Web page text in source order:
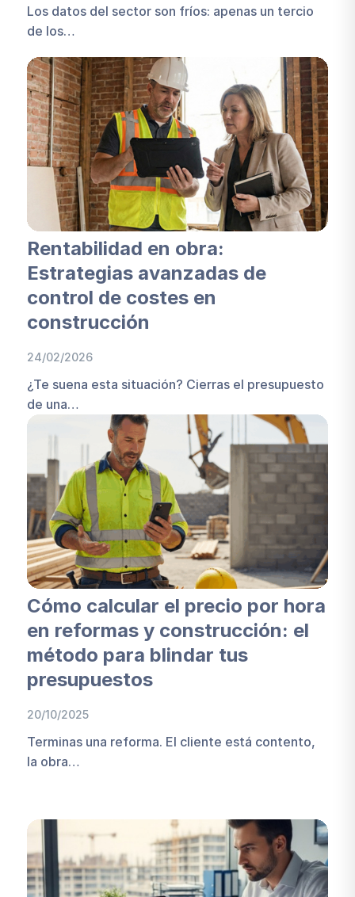
Los datos del sector son fríos: apenas un tercio
de los…
Rentabilidad en obra:
Estrategias avanzadas de
control de costes en
construcción
24/02/2026
¿Te suena esta situación? Cierras el presupuesto
de una…
Cómo calcular el precio por hora
en reformas y construcción: el
método para blindar tus
presupuestos
20/10/2025
Terminas una reforma. El cliente está contento,
la obra…